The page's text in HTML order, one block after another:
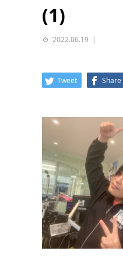
(1)
2022.06.19
Tweet Share